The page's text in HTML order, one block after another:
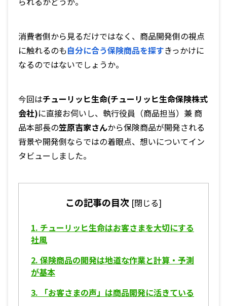
消費者側から見るだけではなく、商品開発側の視点
に触れるのも自分に合う保険商品を探すきっかけに
なるのではないでしょうか。
今回はチューリッヒ生命(チューリッヒ生命保険株式
会社)に直接お伺いし、執行役員（商品担当）兼 商
品本部長の笠原吉家さんから保険商品が開発される
背景や開発側ならではの着眼点、想いについてイン
タビューしました。
この記事の目次 [閉じる]
1. チューリッヒ生命はお客さまを大切にする
社風
2. 保険商品の開発は地道な作業と計算・予測
が基本
3. 「お客さまの声」は商品開発に活きている